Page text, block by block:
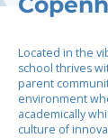
Located in the
school thrives
parent
environment
academically
culture of